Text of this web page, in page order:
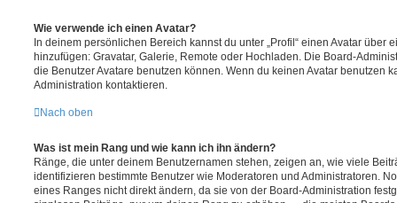
Wie verwende ich einen Avatar?
In deinem persönlichen Bereich kannst du unter „Profil“ einen Avatar über
hinzufügen: Gravatar, Galerie, Remote oder Hochladen. Die Board-
die Benutzer Avatare benutzen können. Wenn du keinen Avatar benutzen
Administration kontaktieren.
Nach oben
Was ist mein Rang und wie kann ich ihn ändern?
Ränge, die unter deinem Benutzernamen stehen, zeigen an, wie viele
identifizieren bestimmte Benutzer wie Moderatoren und Administratoren.
eines Ranges nicht direkt ändern, da sie von der Board-Administration